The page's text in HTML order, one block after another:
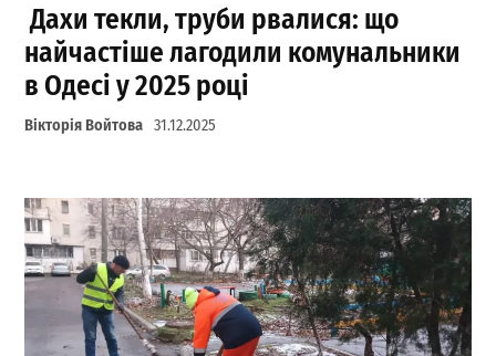
Дахи текли, труби рвалися: що
найчастіше лагодили комунальники
в Одесі у 2025 році
Вікторія Войтова 31.12.2025